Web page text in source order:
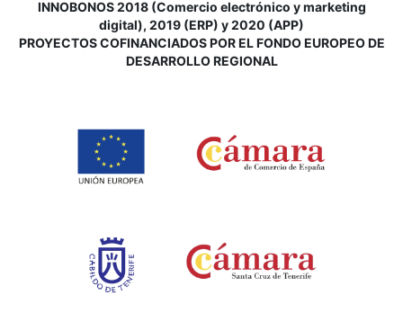
INNOBONOS 2018 (Comercio electrónico y marketing
digital), 2019 (ERP) y 2020 (APP)
PROYECTOS COFINANCIADOS POR EL FONDO EUROPEO DE
DESARROLLO REGIONAL